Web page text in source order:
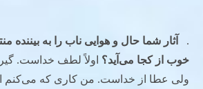
.
آثار شما حال و هوایی ناب را به بیننده
خوب از کجا می‌آید؟ اولاً لطف خداست.
ولی عطا از خداست. من کاری که می‌کنم